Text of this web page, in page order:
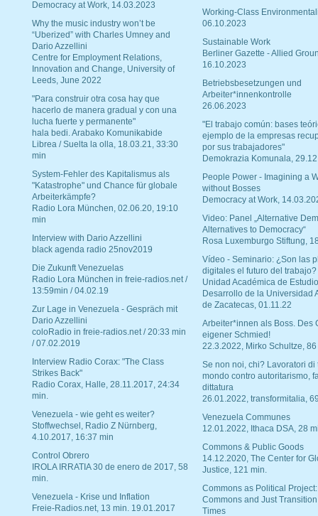
Democracy at Work, 14.03.2023
Why the music industry won’t be
“Uberized” with Charles Umney and
Dario Azzellini
Centre for Employment Relations,
Innovation and Change, University of
Leeds, June 2022
"Para construir otra cosa hay que
hacerlo de manera gradual y con una
lucha fuerte y permanente"
hala bedi. Arabako Komunikabide
Librea / Suelta la olla, 18.03.21, 33:30
min
System-Fehler des Kapitalismus als
"Katastrophe" und Chance für globale
Arbeiterkämpfe?
Radio Lora München, 02.06.20, 19:10
min
Interview with Dario Azzellini
black agenda radio 25nov2019
Die Zukunft Venezuelas
Radio Lora München in freie-radios.net /
13:59min / 04.02.19
Zur Lage in Venezuela - Gespräch mit
Dario Azzellini
coloRadio in freie-radios.net / 20:33 min
/ 07.02.2019
Interview Radio Corax: "The Class
Strikes Back"
Radio Corax, Halle, 28.11.2017, 24:34
min.
Venezuela - wie geht es weiter?
Stoffwechsel, Radio Z Nürnberg,
4.10.2017, 16:37 min
Control Obrero
IROLA IRRATIA 30 de enero de 2017, 58
min.
Venezuela - Krise und Inflation
Freie-Radios.net, 13 min. 19.01.2017
Working-Class
06.10.2023
Sustainable Work
Berliner Gazette - Allied
16.10.2023
Betriebsbesetzungen und
Arbeiter*innenkontrolle
26.06.2023
"El trabajo común: bases
ejemplo de la empresas
por sus trabajadores"
Demokrazia Komunala,
People Power - Imagining a
without Bosses
Democracy at Work,
Video: Panel „Alternative
Alternatives to Democracy“
Rosa Luxemburgo Stiftung,
Vídeo - Seminario: ¿Son las
digitales el futuro del trabajo?
Unidad Académica de
Desarrollo de la Universidad
de Zacatecas, 01.11.22
Arbeiter*innen als Boss. Des
eigener Schmied!
22.3.2022, Mirko Schultze, 86
Se non noi, chi? Lavoratori di
mondo contro autoritarismo,
dittatura
26.01.2022, transformitalia,
Venezuela Communes
12.01.2022, Ithaca DSA, 28
Commons & Public Goods
14.12.2020, The Center for
Justice, 121 min.
Commons as Political Project:
Commons and Just
Times